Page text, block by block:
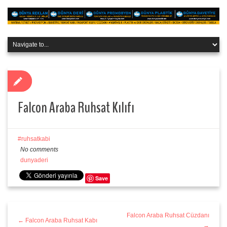
Falcon Araba Ruhsat Kılıfı
ruhsatkabi
No comments
dunyaderi
Save
← Falcon Araba Ruhsat Kabı
Falcon Araba Ruhsat Cüzdanı